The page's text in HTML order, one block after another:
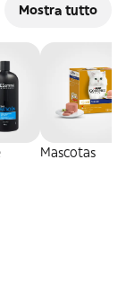
Mostra tutto
Mascotas